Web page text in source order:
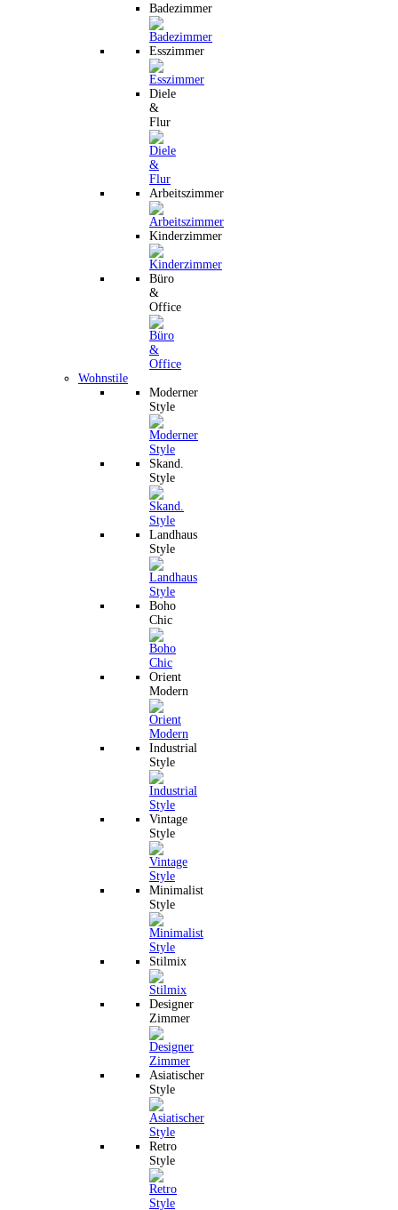
Badezimmer
Esszimmer
Diele
&
Flur
Arbeitszimmer
Kinderzimmer
Büro
&
Office
Wohnstile
Moderner
Style
Skand.
Style
Landhaus
Style
Boho
Chic
Orient
Modern
Industrial
Style
Vintage
Style
Minimalist
Style
Stilmix
Designer
Zimmer
Asiatischer
Style
Retro
Style